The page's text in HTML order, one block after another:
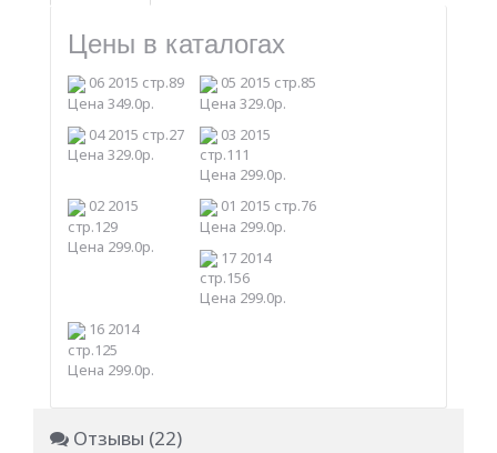
Цены в каталогах
06 2015 стр.89
Цена 349.0р.
05 2015 стр.85
Цена 329.0р.
04 2015 стр.27
Цена 329.0р.
03 2015
стр.111
Цена 299.0р.
02 2015
стр.129
Цена 299.0р.
01 2015 стр.76
Цена 299.0р.
17 2014
стр.156
Цена 299.0р.
16 2014
стр.125
Цена 299.0р.
Отзывы (22)